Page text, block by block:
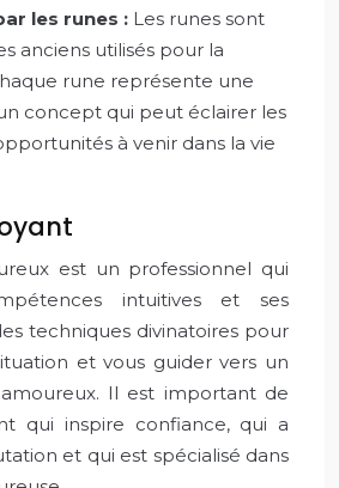
les runes : Les runes sont
anciens utilisés pour la
rune représente une
concept qui peut éclairer les
à venir dans la vie
est un professionnel qui
intuitives et ses
techniques divinatoires pour
et vous guider vers un
Il est important de
qui inspire confiance, qui a
et qui est spécialisé dans